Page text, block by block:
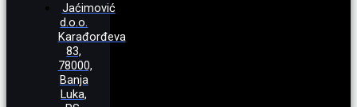
Jaćimović
d.o.o.
Karađorđeva
83,
78000,
Banja
Luka,